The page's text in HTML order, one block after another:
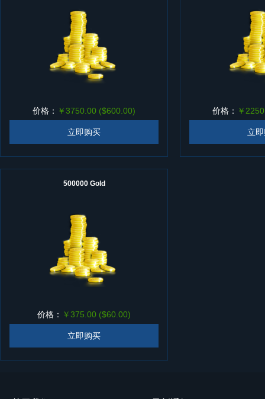
价格： ￥3750.00 ($600.00)
立即购买
价格： ￥
立
500000 Gold
价格： ￥375.00 ($60.00)
立即购买